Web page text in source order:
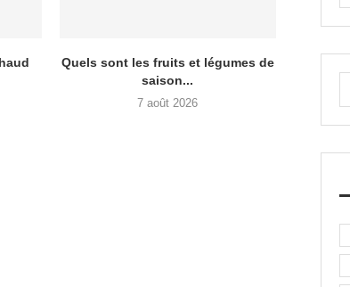
Quels sont les fruits et légumes de
saison...
7 août 2026